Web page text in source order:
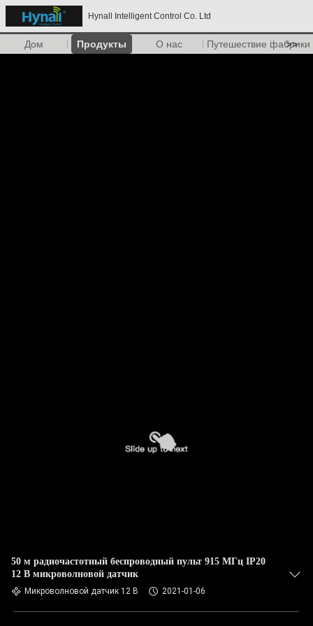
Hynall Intelligent Control Co. Ltd
Дом Продукты О нас Путешествие фабрики
>>
50 м радиочастотный беспроводный пульт 915 МГц IP20
12 В микроволновой датчик
Микроволновой датчик 12 В 2021-01-06